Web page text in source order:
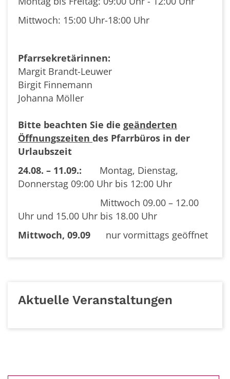
Mittwoch: 15:00 Uhr-18:00 Uhr
Pfarrsekretärinnen:
Margit Brandt-Leuwer
Birgit Finnemann
Johanna Möller
Bitte beachten Sie die geänderten
Öffnungszeiten des Pfarrbüros in der
Urlaubszeit
24.08. – 11.09.: Montag, Dienstag,
Donnerstag 09:00 Uhr bis 12:00 Uhr
Mittwoch 09.00 – 12.00
Uhr und 15.00 Uhr bis 18.00 Uhr
Mittwoch, 09.09 nur vormittags geöffnet
Aktuelle Veranstaltungen